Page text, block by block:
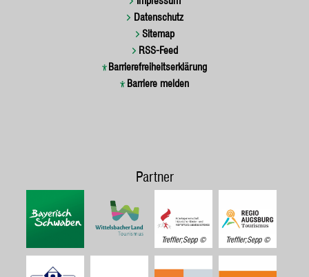
Datenschutz
Sitemap
RSS-Feed
Barrierefreiheitserklärung
Barriere melden
Partner
Treffler;Sepp Treffler;Sepp